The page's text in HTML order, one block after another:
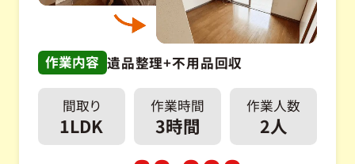
作業内容 遺品整理+不用品回収
間取り
1LDK
作業時間
3時間
作業人数
2人